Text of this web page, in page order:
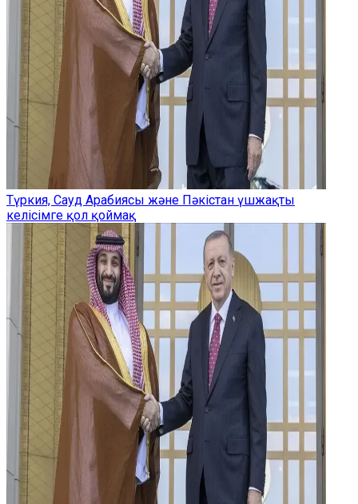
Түркия, Сауд Арабиясы және Пәкістан үшжақты
келісімге қол қоймақ